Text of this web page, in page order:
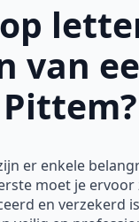
van
er enkele
moet je
en verzekerd